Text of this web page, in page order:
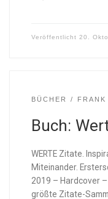
Veröffentlicht 20.
BÜCHER
Buch:
WERTE Zitate.
Miteinander.
2019 – Hardcover
größte Zitate-